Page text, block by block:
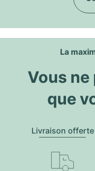
La
Vous ne
que
Livraison offerte